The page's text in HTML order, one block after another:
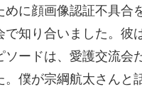
めに顔画像認証不具
で知り合いました。彼
ソードは、愛護交流
。僕が宗綱航太さん